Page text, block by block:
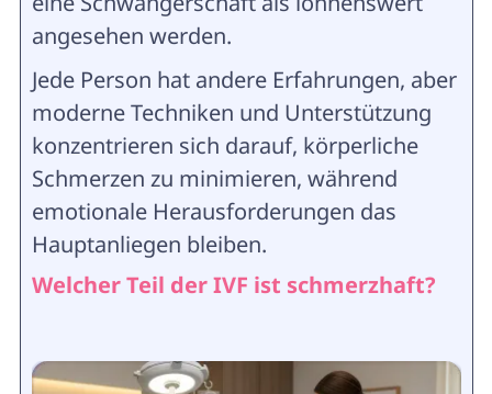
angesehen werden.
Jede Person hat andere Erfahrungen, aber
moderne Techniken und Unterstützung
konzentrieren sich darauf, körperliche
Schmerzen zu minimieren, während
emotionale Herausforderungen das
Hauptanliegen bleiben.
Welcher Teil der IVF ist schmerzhaft?